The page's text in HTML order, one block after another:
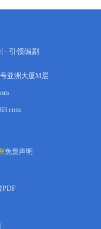
播放着他的“投
信投资回报
胞胎：女儿温
人院，在墙上
后，她挥霍完
亲。他们一
子。她认出了
一夜。他死前
……对不
但守他到天
，妈妈开着
外公外婆、奶
衬衫。雨停
· 引领编剧
亚洲大厦M层
免责声明
PDF